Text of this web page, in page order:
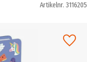
Artikelnr. 3116205